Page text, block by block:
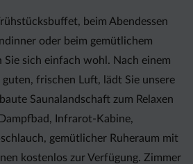
beim Abendessen
oder beim gemütlichem
Sie sich einfach wohl. Nach einem
guten, frischen Luft, lädt Sie unsere
Saunalandschaft zum Relaxen
Infrarot-Kabine,
gemütlicher Ruheraum mit
kostenlos zur Verfügung. Zimmer